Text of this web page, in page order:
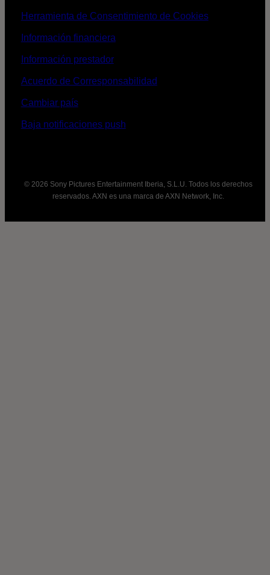
Herramienta de Consentimiento de Cookies
Información financiera
Información prestador
Acuerdo de Corresponsabilidad
Cambiar país
Baja notificaciones push
© 2026 Sony Pictures Entertainment Iberia, S.L.U. Todos los derechos
reservados. AXN es una marca de AXN Network, Inc.